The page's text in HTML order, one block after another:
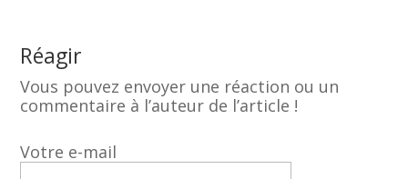
Réagir
Vous pouvez envoyer une réaction ou un
commentaire à l’auteur de l’article !
Votre e-mail